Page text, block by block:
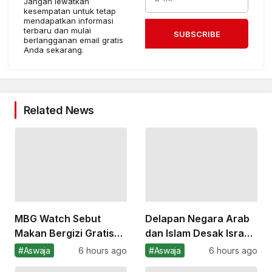
kesempatan untuk tetap
mendapatkan informasi
terbaru dan mulai
berlangganan email gratis
Anda sekarang.
SUBSCRIBE
Related News
MBG Watch Sebut
Makan Bergizi Gratis
Belum Berbasis
#Aswaja 6 hours ago
Delapan Negara Arab
dan Islam Desak Israel
Hentikan Genosida
#Aswaja 6 hours ago